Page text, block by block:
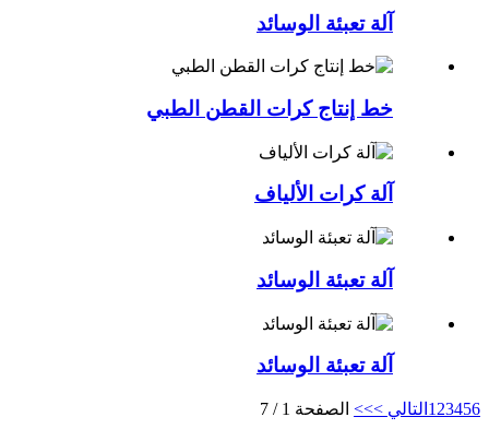
آلة تعبئة الوسائد
خط إنتاج كرات القطن الطبي
آلة كرات الألياف
آلة تعبئة الوسائد
آلة تعبئة الوسائد
1 23456 التالي >>> الصفحة 1 / 7